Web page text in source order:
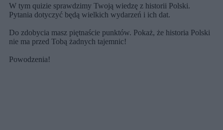
W tym quizie sprawdzimy Twoją wiedzę z historii Polski.
Pytania dotyczyć będą wielkich wydarzeń i ich dat.
Do zdobycia masz piętnaście punktów. Pokaż, że historia Polski
nie ma przed Tobą żadnych tajemnic!
Powodzenia!